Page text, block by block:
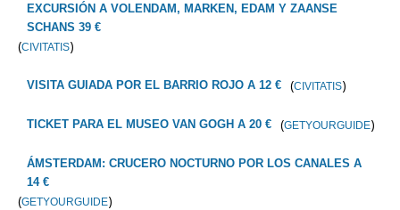
EXCURSIÓN A VOLENDAM, MARKEN, EDAM Y ZAANSE
SCHANS 39 €
(CIVITATIS)
VISITA GUIADA POR EL BARRIO ROJO A 12 € (CIVITATIS)
TICKET PARA EL MUSEO VAN GOGH A 20 € (GETYOURGUIDE)
ÁMSTERDAM: CRUCERO NOCTURNO POR LOS CANALES A
14 €
(GETYOURGUIDE)